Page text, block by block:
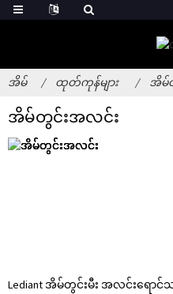
အိမ် ထုတ်ကုန်များ အိမ်
အိမ်တွင်းအလင်း
Lediant အိမ်တွင်းမီး အလင်းရော